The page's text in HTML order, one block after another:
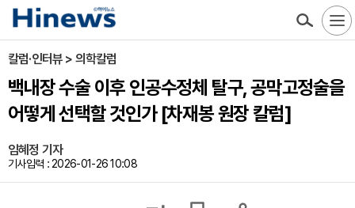
칼럼·인터뷰 > 의학칼럼
백내장 수술 이후 인공수정체 탈구, 공막고정술을
어떻게 선택할 것인가 [차재봉 원장 칼럼]
임혜정 기자
기사입력 : 2026-01-26 10:08